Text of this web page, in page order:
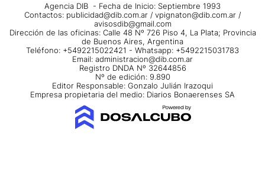
Agencia DIB - Fecha de Inicio: Septiembre 1993
Contactos: publicidad@dib.com.ar / vpignaton@dib.com.ar /
avisosdib@gmail.com
Dirección de las oficinas: Calle 48 Nº 726 Piso 4, La Plata; Provincia
de Buenos Aires, Argentina
Teléfono: +5492215022421 - Whatsapp: +5492215031783
Email: administracion@dib.com.ar
Registro DNDA Nº 32644856
Nº de edición: 9.890
Editor Responsable: Gonzalo Julián Irazoqui
Empresa propietaria del medio: Diarios Bonaerenses SA